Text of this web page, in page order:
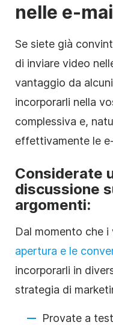
nelle e-
Se siete già
di inviare video
vantaggio da
incorporarli nella
complessiva e,
effettivamente le
Considerate
discussione
argomenti:
Dal momento che
apertura e le
incorporarli in
strategia di
Provate a